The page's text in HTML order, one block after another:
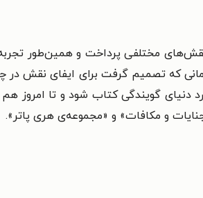
نقش‌های مختلفی پرداخت و همین‌طور
را نیز در کارنامه‌ی خود دارد. ورود او به دنیای گویندگی در سال ۱۳۸۸ کلید خورد، زمانی که تصمیم گرفت برای ایفای
آوانامه باعث شد تا او وارد دنیای گویندگی کتاب شود و تا امروز
و مکافات» و «مجموعه‌ی هری پاتر».